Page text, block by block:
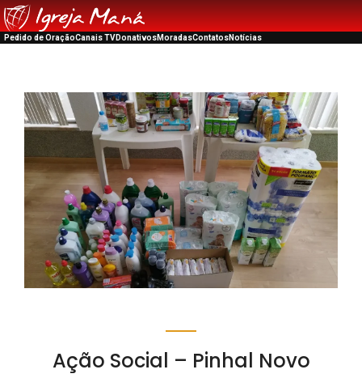
Pedido de OraçãoCanais TVDonativosMoradasContatosNotícias
Ação Social – Pinhal Novo